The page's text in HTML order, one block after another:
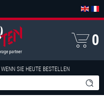
WENN SIE HEUTE BESTELLEN
0